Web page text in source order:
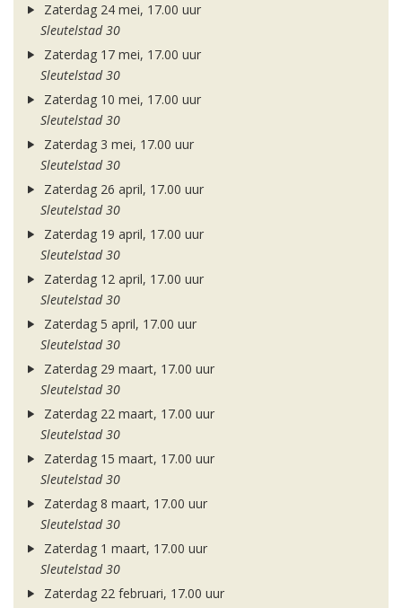
Zaterdag 24 mei, 17.00 uur
Sleutelstad 30
Zaterdag 17 mei, 17.00 uur
Sleutelstad 30
Zaterdag 10 mei, 17.00 uur
Sleutelstad 30
Zaterdag 3 mei, 17.00 uur
Sleutelstad 30
Zaterdag 26 april, 17.00 uur
Sleutelstad 30
Zaterdag 19 april, 17.00 uur
Sleutelstad 30
Zaterdag 12 april, 17.00 uur
Sleutelstad 30
Zaterdag 5 april, 17.00 uur
Sleutelstad 30
Zaterdag 29 maart, 17.00 uur
Sleutelstad 30
Zaterdag 22 maart, 17.00 uur
Sleutelstad 30
Zaterdag 15 maart, 17.00 uur
Sleutelstad 30
Zaterdag 8 maart, 17.00 uur
Sleutelstad 30
Zaterdag 1 maart, 17.00 uur
Sleutelstad 30
Zaterdag 22 februari, 17.00 uur